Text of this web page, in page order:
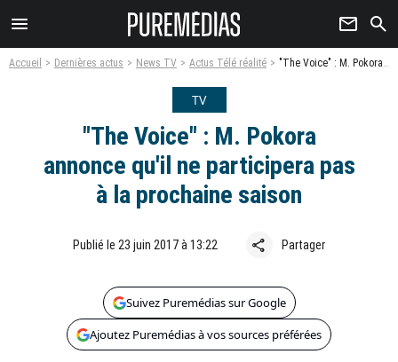
menu newsletter search
Accueil Dernières actus News TV Actus Télé réalité "The Voice" : M. Pokora annonce qu'il ne participera pas à la prochaine saison
TV
"The Voice" : M. Pokora
annonce qu'il ne participera pas
à la prochaine saison
Publié le 23 juin 2017 à 13:22 share Partager
Suivez Puremédias sur Google
Ajoutez Puremédias à vos sources préférées